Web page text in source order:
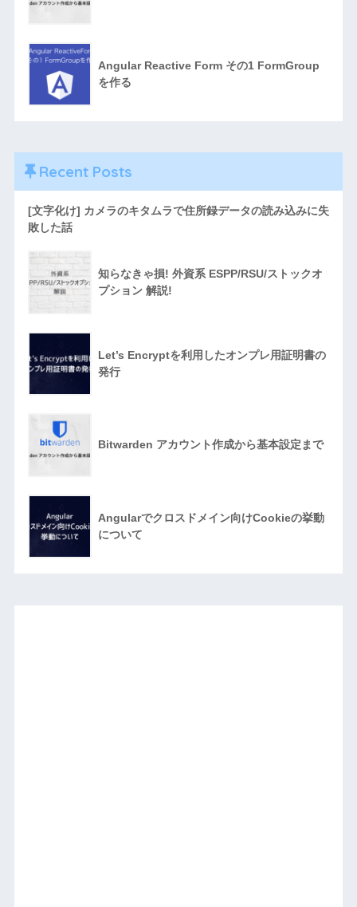
Angular Reactive Form その1 FormGroup
を作る
Recent Posts
[文字化け] カメラのキタムラで住所録データの読み込みに失
敗した話
知らなきゃ損! 外資系 ESPP/RSU/ストックオ
プション 解説!
Let’s Encryptを利用したオンプレ用証明書の
発行
Bitwarden アカウント作成から基本設定まで
Angularでクロスドメイン向けCookieの挙動
について